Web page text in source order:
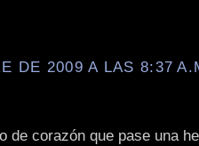
DE 2009 A LAS 8:37
de corazón que pase una